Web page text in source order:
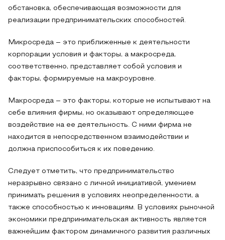
обстановка, обеспечивающая возможности для
реализации предпринимательских способностей.
Микросреда – это приближенные к деятельности
корпорации условия и факторы, а макросреда,
соответственно, представляет собой условия и
факторы, формируемые на макроуровне.
Макросреда – это факторы, которые не испытывают на
себе влияния фирмы, но оказывают определяющее
воздействие на ее деятельность. С ними фирма не
находится в непосредственном взаимодействии и
должна приспособиться к их поведению.
Следует отметить, что предпринимательство
неразрывно связано с личной инициативой, умением
принимать решения в условиях неопределенности, а
также способностью к инновациям. В условиях рыночной
экономики предпринимательская активность является
важнейшим фактором динамичного развития различных